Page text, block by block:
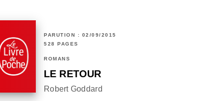
PARUTION : 02/09/2015
528 PAGES
ROMANS
LE RETOUR
Robert Goddard